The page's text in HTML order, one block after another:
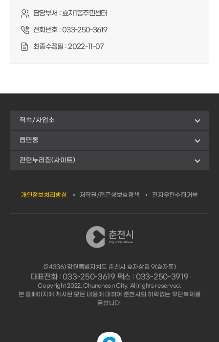
담당부서 :효자1동주민센터
전화번호 :033-250-3619
최종수정일 :2022-11-07
직속/사업소
읍면동
관련누리집(사이트)
개인정보처리방침 저작권/접근성보호정책 전자우편수집거부
(24336) 강원특별자치도 춘천시 효자상길 9(효자동)
대표전화 : 033-250-3619 팩스 : 033-250-3919
Copyright 2022. Chuncheon City. All rights reserved.
본 홈페이지에 게시된 모든 내용에 대하여 춘천시의 허락없는 무단복제를
금합니다.